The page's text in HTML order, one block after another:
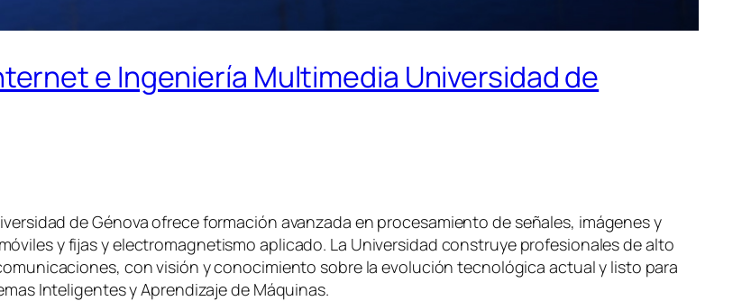
e Ingeniería Multimedia Universidad de
de Génova ofrece formación avanzada en procesamiento de señales, imágenes y
y fijas y electromagnetismo aplicado. La Universidad construye profesionales de alto
con visión y conocimiento sobre la evolución tecnológica actual y listo para
Inteligentes y Aprendizaje de Máquinas.